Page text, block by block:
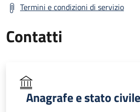
Termini e condizioni di servizio
Contatti
Anagrafe e stato civile